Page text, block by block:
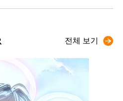
전체 보기